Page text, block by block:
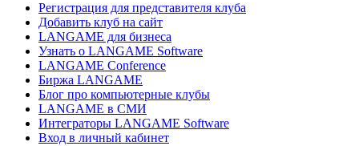
Регистрация для представителя клуба
Добавить клуб на сайт
LANGAME для бизнеса
Узнать о LANGAME Software
LANGAME Conference
Биржа LANGAME
Блог про компьютерные клубы
LANGAME в СМИ
Интеграторы LANGAME Software
Вход в личный кабинет